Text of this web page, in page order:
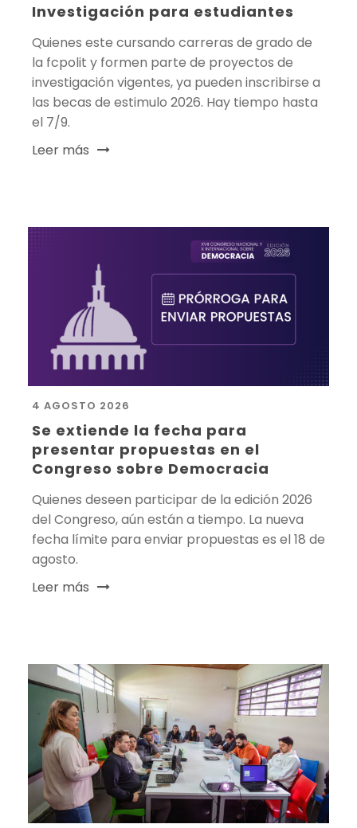
Investigación para estudiantes
Quienes este cursando carreras de grado de
la fcpolit y formen parte de proyectos de
investigación vigentes, ya pueden inscribirse a
las becas de estimulo 2026. Hay tiempo hasta
el 7/9.
Leer más
4 AGOSTO 2026
Se extiende la fecha para
presentar propuestas en el
Congreso sobre Democracia
Quienes deseen participar de la edición 2026
del Congreso, aún están a tiempo. La nueva
fecha límite para enviar propuestas es el 18 de
agosto.
Leer más